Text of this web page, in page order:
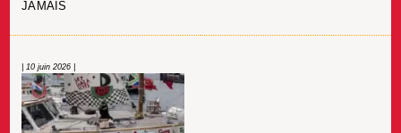
JAMAIS
| 10 juin 2026 |